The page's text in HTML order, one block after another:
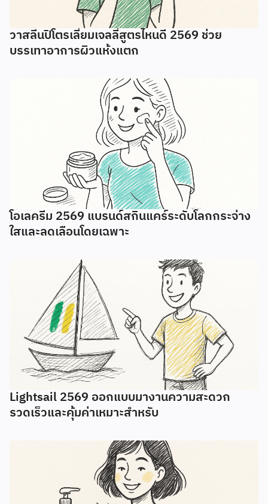
วาสลีนปิโตรเลี่ยมเจลลี่สูตรไหนดี 2569 ช่วย
บรรเทาอาการผิวแห้งแตก
โอเลครีม 2569 แบรนด์สกินแคร์ระดับโลกกระจ่าง
ใสและลดเลือนโดยเฉพาะ
Lightsail 2569 ออกแบบมางานความสะดวก
รวดเร็วและคุ้มค่าเหมาะสำหรับ